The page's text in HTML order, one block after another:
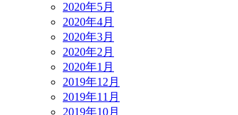
2020年5月
2020年4月
2020年3月
2020年2月
2020年1月
2019年12月
2019年11月
2019年10月